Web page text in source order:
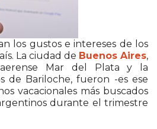
los gustos e intereses de los
La ciudad de Buenos Aires,
Mar del Plata y la
de Bariloche, fueron -es ese
vacacionales más buscados
durante el trimestre